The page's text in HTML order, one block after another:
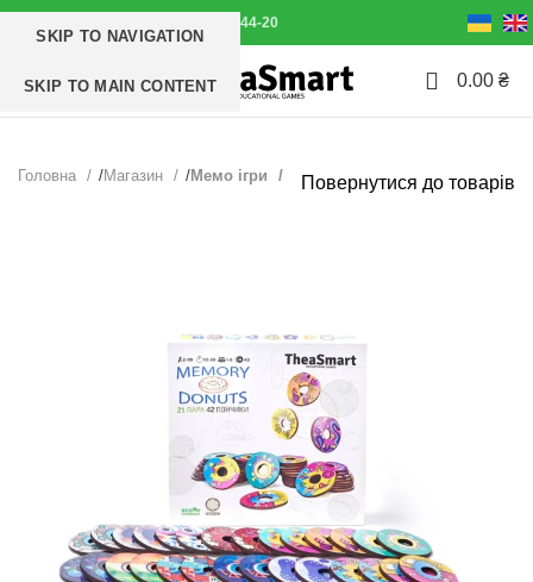
SKIP TO NAVIGATION
SKIP TO MAIN CONTENT
+38(063) 711-44-20
Меню 0.00 ₴
Головна Магазин Мемо ігри Повернутися до товарів
2+